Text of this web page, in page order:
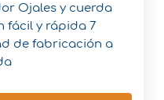
Ojales y cuerda
fácil y rápida 7
de fabricación a